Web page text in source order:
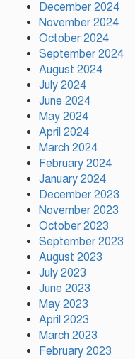
December 2024
November 2024
October 2024
September 2024
August 2024
July 2024
June 2024
May 2024
April 2024
March 2024
February 2024
January 2024
December 2023
November 2023
October 2023
September 2023
August 2023
July 2023
June 2023
May 2023
April 2023
March 2023
February 2023